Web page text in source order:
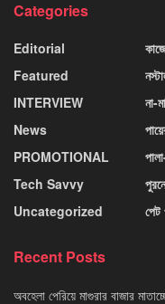
Categories
Editorial
Featured
INTERVIEW
News
PROMOTIONAL
Tech Savvy
Uncategorized
না-
Recent Posts
অবহেলা পেরিয়ে মাগুরার বাজার